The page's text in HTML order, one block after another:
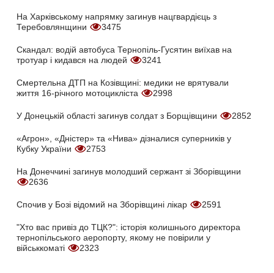
На Харківському напрямку загинув нацгвардієць з
Теребовлянщини
3475
Скандал: водій автобуса Тернопіль-Гусятин виїхав на
тротуар і кидався на людей
3241
Смертельна ДТП на Козівщині: медики не врятували
життя 16-річного мотоцикліста
2998
У Донецькій області загинув солдат з Борщівщини 2852
«Агрон», «Дністер» та «Нива» дізналися суперників у
Кубку України
2753
На Донеччині загинув молодший сержант зі Зборівщини
2636
Спочив у Бозі відомий на Зборівщині лікар 2591
"Хто вас привіз до ТЦК?": історія колишнього директора
тернопільського аеропорту, якому не повірили у
військкоматі
2323